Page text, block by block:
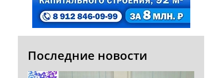
Последние новости